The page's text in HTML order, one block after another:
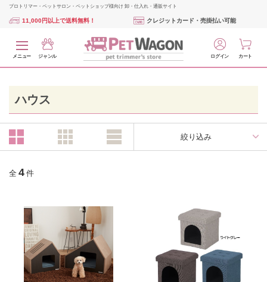
プロトリマー・ペットサロン・ペットショップ様向け 卸・仕入れ・通販サイト
11,000円以上で送料無料！ クレジットカード・売掛払い可能
メニュー ジャンル ログイン カート
ハウス
絞り込み
全 4 件